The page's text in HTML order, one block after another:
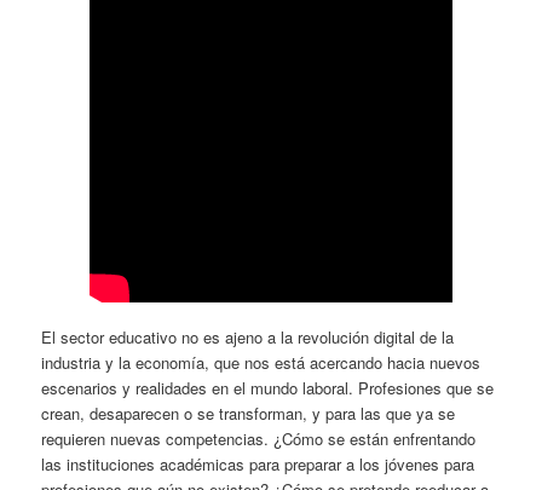
El sector educativo no es ajeno a la revolución digital de la
industria y la economía, que nos está acercando hacia nuevos
escenarios y realidades en el mundo laboral. Profesiones que se
crean, desaparecen o se transforman, y para las que ya se
requieren nuevas competencias. ¿Cómo se están enfrentando
las instituciones académicas para preparar a los jóvenes para